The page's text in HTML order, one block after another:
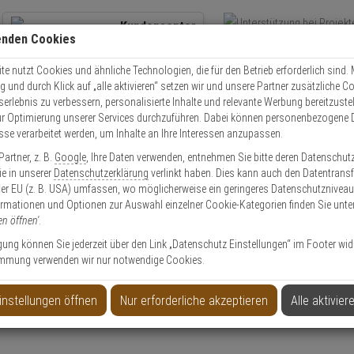
Kundencenter
Kontaktservice nutzen
Mo. - Do.: 8:00 - 16:30 Fr. 8:00 - 14:00 Uhr
HD DOME KIT
Produktinformationen
Cookies
nutzt Cookies und ähnliche Technologien, die für den Betrieb erforderlich sind.
und durch Klick auf „alle aktivieren“ setzen wir und unsere Partner zusätzliche
zu verbessern, personalisierte Inhalte und relevante Werbung
Optimierung unserer Services durchzuführen. Dabei können personenbezogene
verarbeitet werden, um Inhalte an Ihre Interessen anzupassen.
z. B. Google , Ihre Daten verwenden, entnehmen Sie bitte deren
in unserer Datenschutzerklärung verlinkt haben. Dies kann auch den
EU (z. B. USA) umfassen, wo möglicherweise ein geringeres Datenschutzniveau
und Optionen zur Auswahl einzelner Cookie-Kategorien finden Sie
öffnen'.
können Sie jederzeit über den Link „Datenschutz Einstellungen“ im Footer
verwenden wir nur notwendige Cookies.
öffnen Nur erforderliche akzeptieren Alle